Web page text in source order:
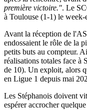
première victoire.". Le
à Toulouse (1-1) le week-
Avant la réception de
endossaient le rôle de la
petits buts au compteur.
réalisations totales face à
de 10). Un exploit, alors
en Ligue 1 depuis mai
Les Stéphanois doivent
espérer accrocher